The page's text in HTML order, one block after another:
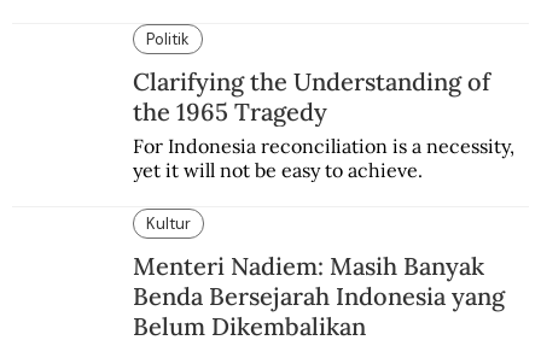
si martir antariksa Soviet.
Politik
Clarifying the Understanding of
the 1965 Tragedy
For Indonesia reconciliation is a necessity,
yet it will not be easy to achieve.
Kultur
Menteri Nadiem: Masih Banyak
Benda Bersejarah Indonesia yang
Belum Dikembalikan